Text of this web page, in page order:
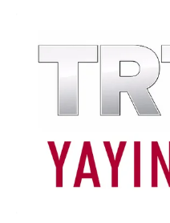
reklam/pazarlama
sınırlı olarak açık rızanız
Çerezlere ilişkin
vasıtasıyla
Metnimizi
ziyaret
6698 sayılı Kişisel
hazırlanmış Aydınlatma